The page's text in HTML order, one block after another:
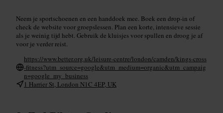
Neem je sportschoenen en een handdoek mee. Boek een drop-in of
check de website voor groepslessen. Plan een korte, intensieve sessie
als je weinig tijd hebt. Gebruik de kluisjes voor spullen en droog je af
voor je verder reist.
https://www.better.org.uk/leisure-centre/london/camden/kings-cross
-fitness?utm_source=google&utm_medium=organic&utm_campaig
n=google_my_business
1 Harrier St, London N1C 4EP, UK